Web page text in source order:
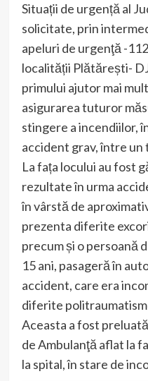
Situații de urgență al
solicitate, prin
apeluri de urgenţă -
localității Plătărești-
primului ajutor mai
asigurarea tuturor
stingere a incendiilor,
accident grav, între
La fața locului au fost
rezultate în urma
în vârstă de
prezenta diferite
precum și o persoană
15 ani, pasageră în
accident, care era
diferite
Aceasta a fost
de Ambulanţă aflat la
la spital, în stare de